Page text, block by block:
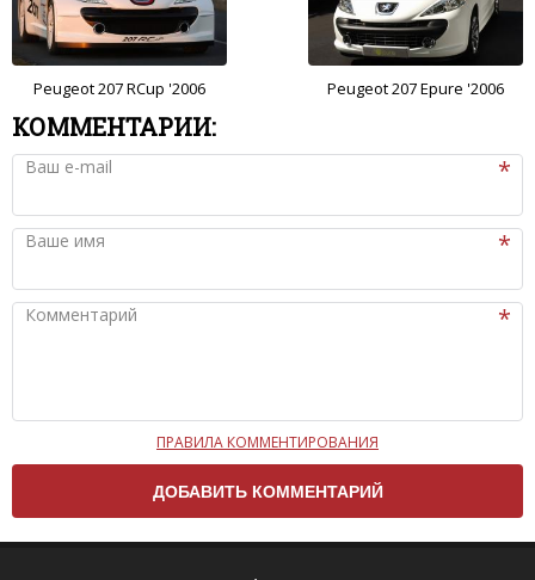
Peugeot 207 RCup '2006 Peugeot 207 Epure '2006
КОММЕНТАРИИ:
Ваш e-mail
Ваше имя
Комментарий
Чтобы ваш комментарий был опубликован на сайте,
вам нужно придерживаться следующих правил:
Комментарий не может быть слишком
ПРАВИЛА КОММЕНТИРОВАНИЯ